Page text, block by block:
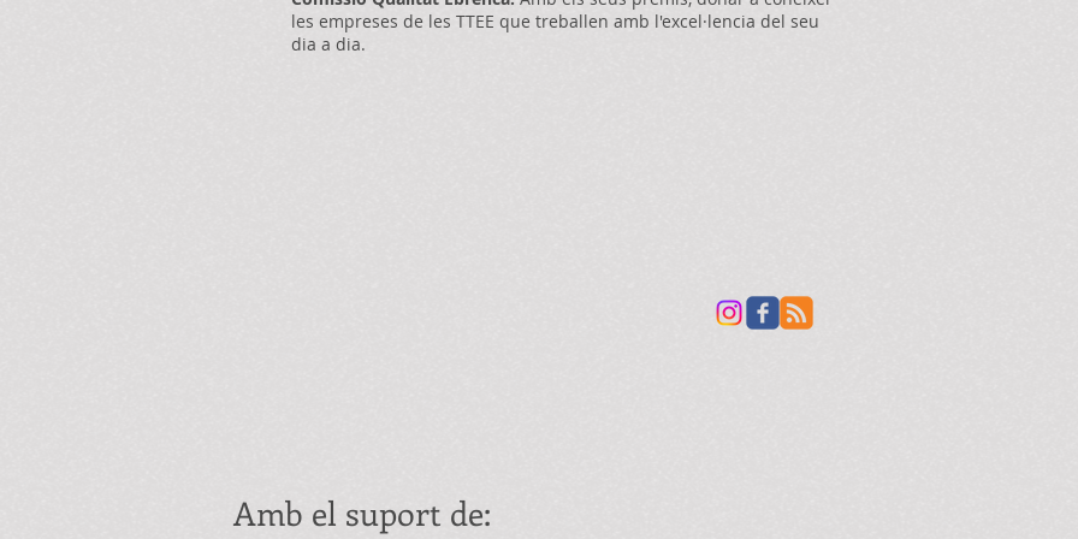
les empreses de les TTEE que treballen amb l'excel·lencia del seu
dia a dia.
Amb el suport de: